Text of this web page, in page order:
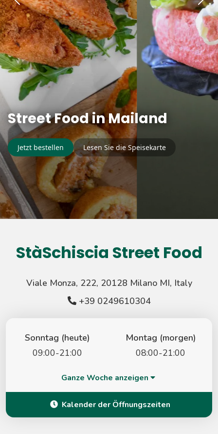
Street Food in Mailand
Jetzt bestellen Lesen Sie die Speisekarte
StàSchiscia Street Food
Viale Monza, 222, 20128 Milano MI, Italy
+39 0249610304
Sonntag (heute)
09:00-21:00
Montag (morgen)
08:00-21:00
Ganze Woche anzeigen
Kalender der Öffnungszeiten